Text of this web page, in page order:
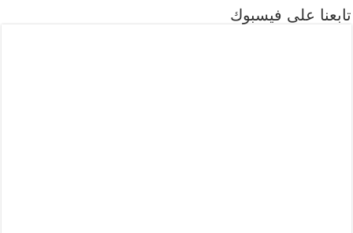
تابعنا على فيسبوك